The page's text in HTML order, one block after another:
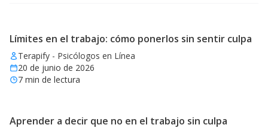
Límites en el trabajo: cómo ponerlos sin sentir culpa
Terapify - Psicólogos en Línea
20 de junio de 2026
7 min de lectura
Aprender a decir que no en el trabajo sin culpa